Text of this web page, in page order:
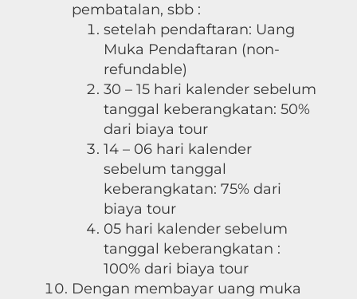
pembatalan, sbb :
setelah pendaftaran: Uang
Muka Pendaftaran (non-
refundable)
30 – 15 hari kalender sebelum
tanggal keberangkatan: 50%
dari biaya tour
14 – 06 hari kalender
sebelum tanggal
keberangkatan: 75% dari
biaya tour
05 hari kalender sebelum
tanggal keberangkatan :
100% dari biaya tour
Dengan membayar uang muka